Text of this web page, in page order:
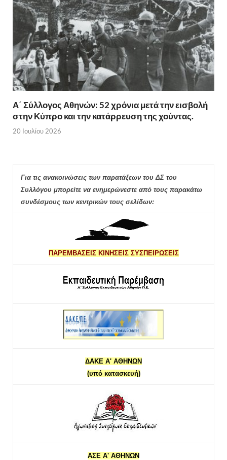
Α΄ Σύλλογος Αθηνών: 52 χρόνια μετά την εισβολή
στην Κύπρο και την κατάρρευση της χούντας.
20 Ιουλίου 2026
Για τις ανακοινώσεις των παρατάξεων του ΔΣ του
Συλλόγου μπορείτε να ενημερώνεστε από τους παρακάτω
συνδέσμους των κεντρικών τους σελίδων:
ΠΑΡΕΜΒΑΣΕΙΣ ΚΙΝΗΣΕΙΣ ΣΥΣΠΕΙΡΩΣΕΙΣ
ΔΑΚΕ Α' ΑΘΗΝΩΝ
(υπό κατασκευή)
ΑΣΕ Α' ΑΘΗΝΩΝ